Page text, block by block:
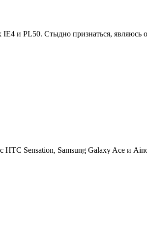
и PL50. Стыдно признаться, являюсь
HTC Sensation, Samsung Galaxy Ace и